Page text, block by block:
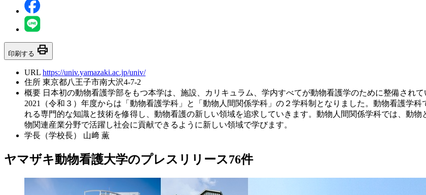
印刷する print
URL https://univ.yamazaki.ac.jp/univ/
住所 東京都八王子市南大沢4-7-2
概要 日本初の動物看護学部をもつ本学は、施設、カリキュラム、学内すべてが動物看護学のために整備されて
2021（令和３）年度からは「動物看護学科」と「動物人間関係学科」の２学科制となりました。動物看護学
れる専門的な知識と技術を修得し、動物看護の新しい領域を追求していきます。動物人間関係学科では、動
物関連産業分野で活躍し社会に貢献できるように新しい領域で学びます。
学長（学校長）
山﨑 薫
ヤマザキ動物看護大学のプレスリリース76件